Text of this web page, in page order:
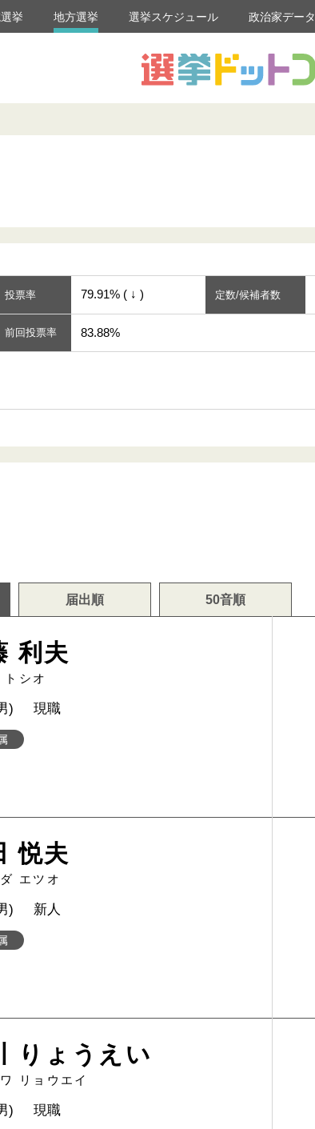
挙 地方選挙 選挙スケジュール 政治家データ
投票率 79.91% ( ↓ ) 定数/候補者数
前回投票率 83.88%
届出順 50音順
利夫
トシオ
) 現職
悦夫
エツオ
) 新人
りょうえい
リョウエイ
) 現職